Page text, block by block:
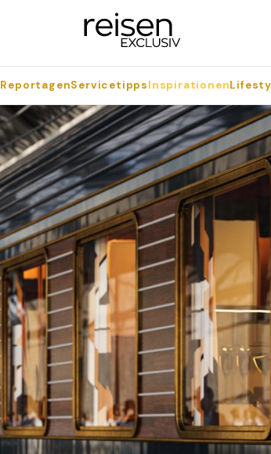
ReportagenServicetippsInspirationen